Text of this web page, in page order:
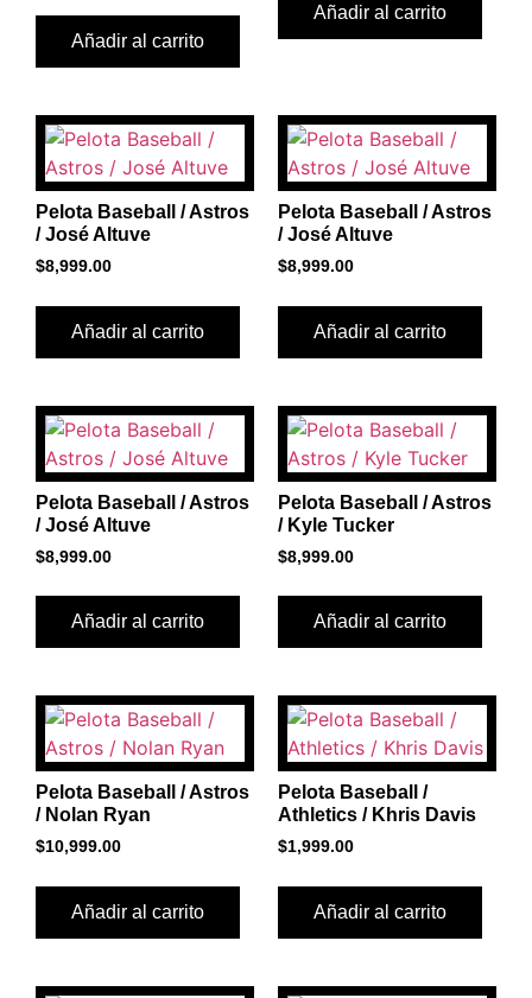
Añadir al carrito
Añadir al carrito
Pelota Baseball / Astros
/ José Altuve
$8,999.00
Añadir al carrito
Pelota Baseball / Astros
/ José Altuve
$8,999.00
Añadir al carrito
Pelota Baseball / Astros
/ José Altuve
$8,999.00
Añadir al carrito
Pelota Baseball / Astros
/ Kyle Tucker
$8,999.00
Añadir al carrito
Pelota Baseball / Astros
/ Nolan Ryan
$10,999.00
Añadir al carrito
Pelota Baseball /
Athletics / Khris Davis
$1,999.00
Añadir al carrito